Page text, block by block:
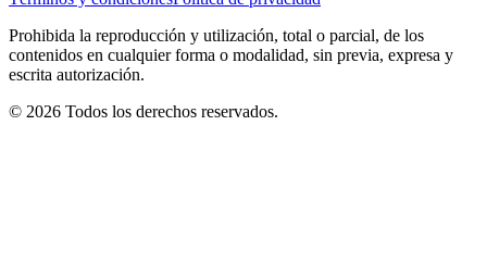
Prohibida la reproducción y utilización, total o parcial, de los
contenidos en cualquier forma o modalidad, sin previa, expresa y
escrita autorización.
© 2026 Todos los derechos reservados.